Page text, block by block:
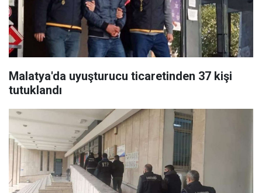
Malatya'da uyuşturucu ticaretinden 37 kişi
tutuklandı